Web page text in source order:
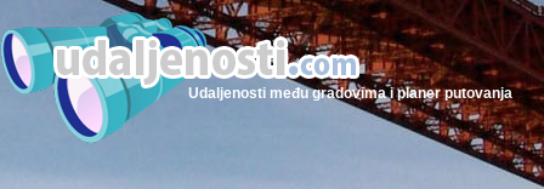
Udaljenosti među gradovima i planer putovanja